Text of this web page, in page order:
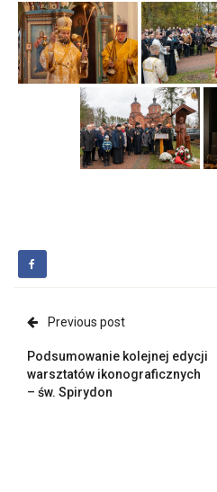
Previous post
Podsumowanie kolejnej edycji
warsztatów ikonograficznych
– św. Spirydon